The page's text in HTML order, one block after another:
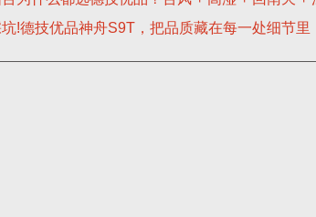
!德技优品神舟S9T，把品质藏在每一处细节里